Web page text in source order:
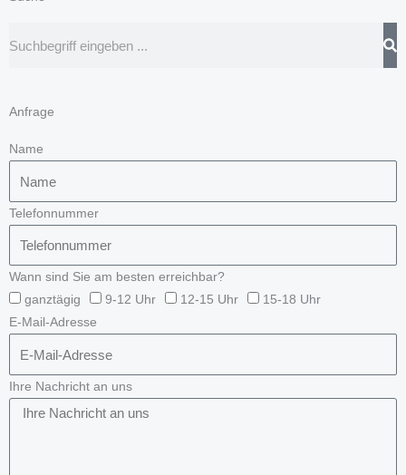
Anfrage
Name
Telefonnummer
Wann sind Sie am besten erreichbar?
ganztägig
9-12 Uhr 12-15 Uhr
15-18 Uhr
E-Mail-Adresse
Ihre Nachricht an uns